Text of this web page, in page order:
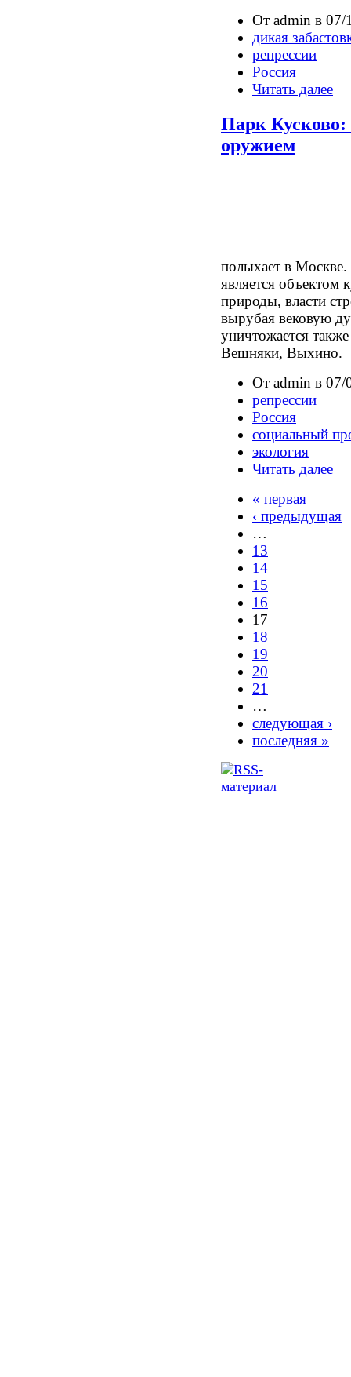
От admin в 07/
дикая
репрессии
Россия
Читать далее
Парк
оружием
полыхает в
является объектом
природы, власти
вырубая вековую
уничтожается
Вешняки, Выхино.
От admin в 07/
репрессии
Россия
социальный
экология
Читать далее
« первая
‹ предыдущая
…
13
14
15
16
17
18
19
20
21
…
следующая ›
последняя »